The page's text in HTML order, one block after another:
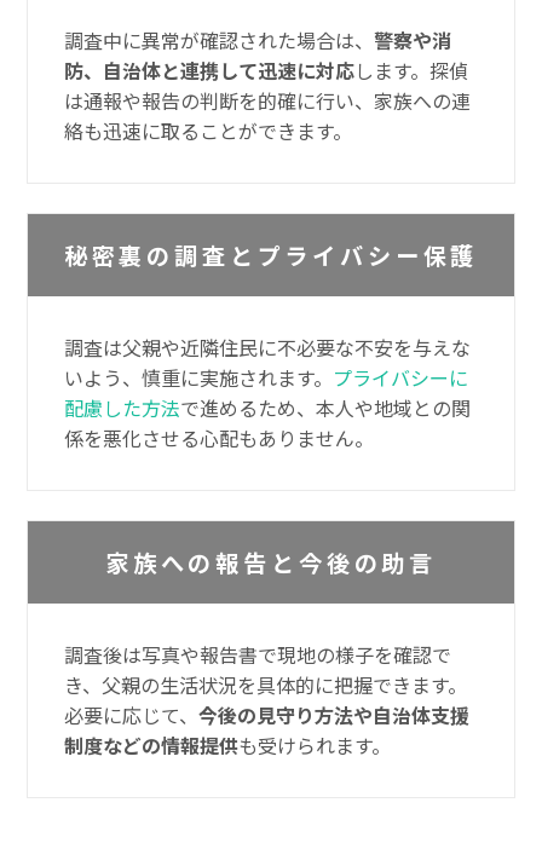
調査中に異常が確認された場合は、警察や消
防、自治体と連携して迅速に対応します。探偵
は通報や報告の判断を的確に行い、家族への連
絡も迅速に取ることができます。
秘密裏の調査とプライバシー保護
調査は父親や近隣住民に不必要な不安を与えな
いよう、慎重に実施されます。 プライバシーに
配慮した方法で進めるため、本人や地域との関
係を悪化させる心配もありません。
家族への報告と今後の助言
調査後は写真や報告書で現地の様子を確認で
き、父親の生活状況を具体的に把握できます。
必要に応じて、今後の見守り方法や自治体支援
制度などの情報提供も受けられます。